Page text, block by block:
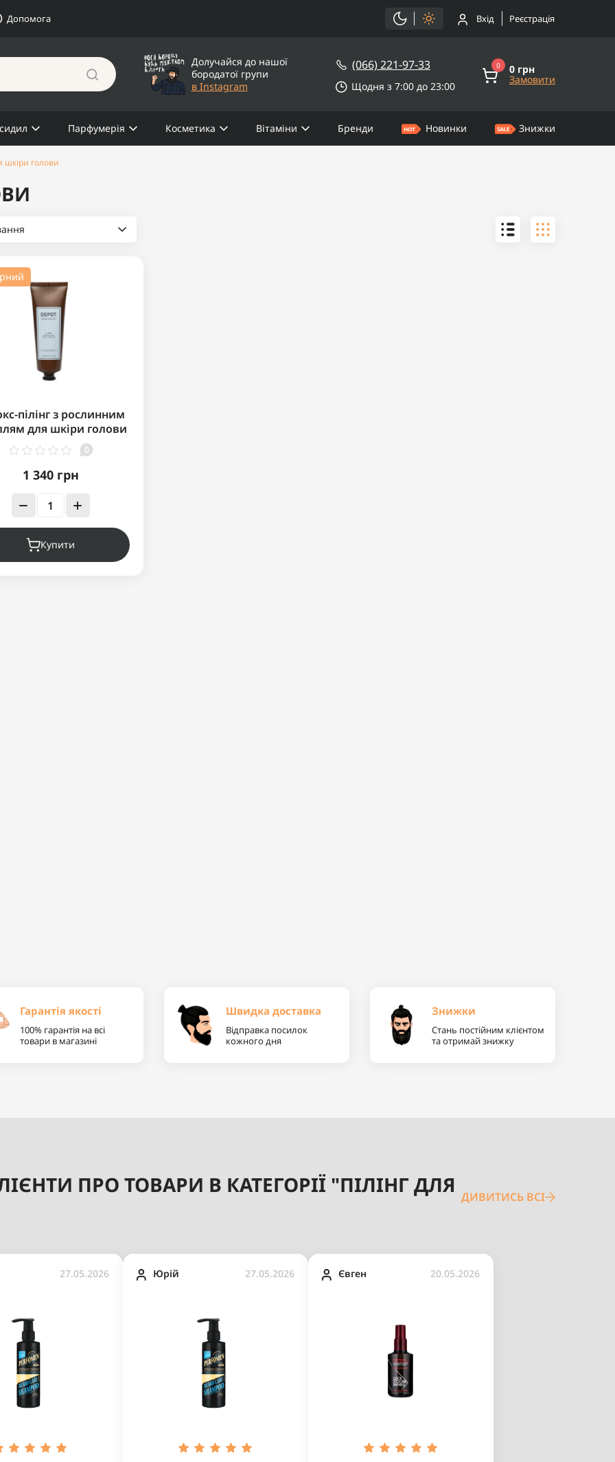
Допомога Вхід Реєстрація
Долучайся до нашої
бородатої групи
в Instagram
(066) 221-97-33
Щодня з 7:00 до 23:00
0 0 грн
Замовити
Парфумерія Косметика Вітаміни Бренди Новинки Знижки
шкіри голови
пілінг з рослинним
для шкіри голови
peel with plant-
charcoal DEPOT 003
125мл
0
1 340 грн
Купити
Гарантія якості
100% гарантія на всі
товари в магазині
Швидка доставка
Відправка посилок
кожного дня
Знижки
Стань постійним клієнтом
та отримай знижку
ПРО ТОВАРИ В КАТЕГОРІЇ "ПІЛІНГ ДЛЯ ДИВИТИСЬ ВСІ
27.05.2026 Юрій 27.05.2026 Євген 20.05.2026